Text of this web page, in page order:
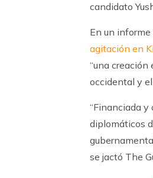
candidato
En un
agitación en
“una
occidental y
“Financiada y
diplomáticos
se jactó The